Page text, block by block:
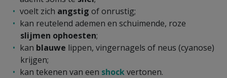
voelt zich angstig of onrustig;
kan reutelend ademen en schuimende, roze
slijmen ophoesten;
kan blauwe lippen, vingernagels of neus (cyanose)
krijgen;
kan tekenen van een shockvertonen.